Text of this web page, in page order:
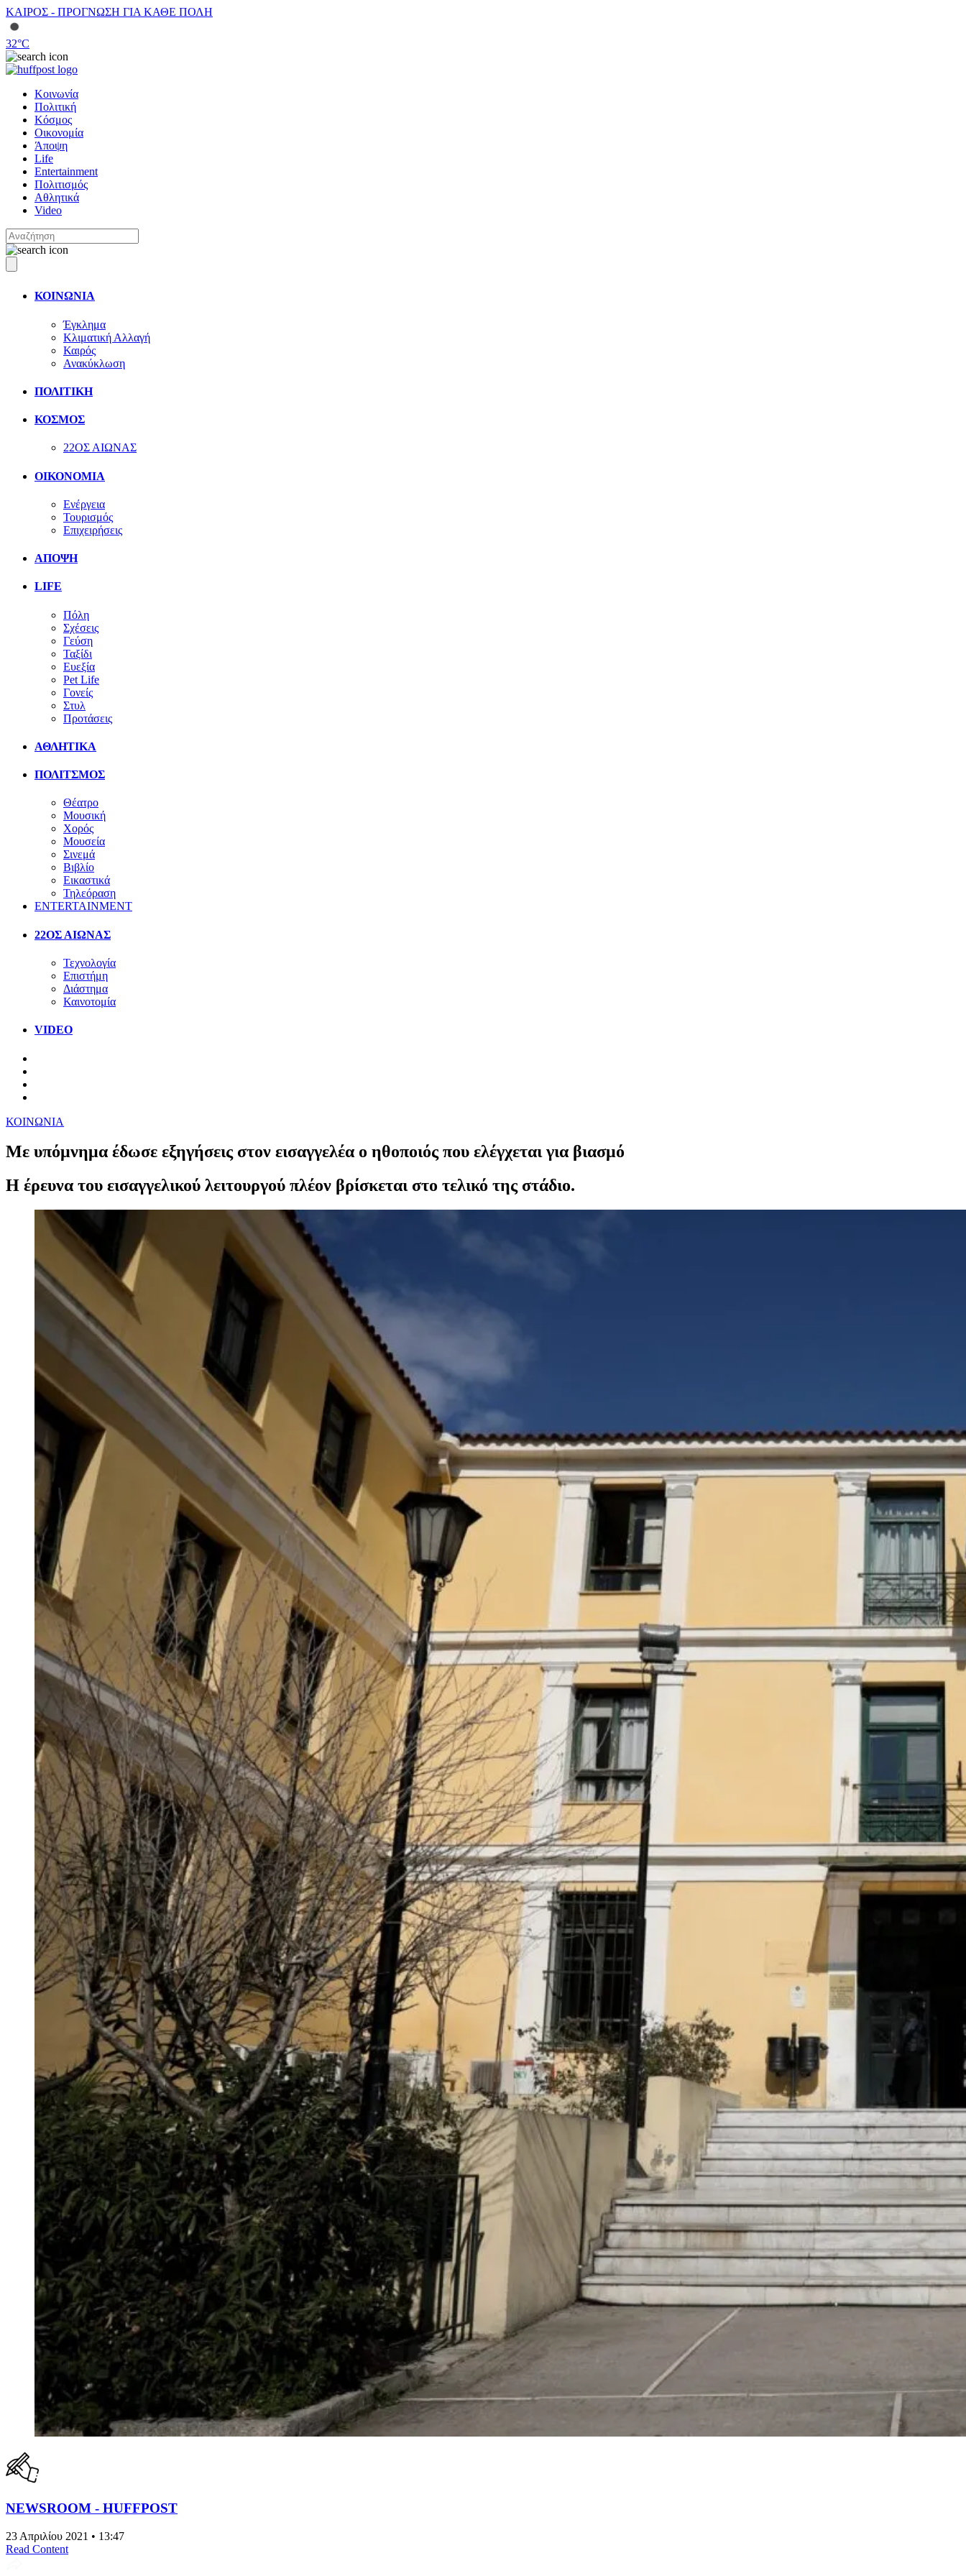
ΚΑΙΡΟΣ - ΠΡΟΓΝΩΣΗ ΓΙΑ ΚΑΘΕ ΠΟΛΗ
32°C
Κοινωνία
Πολιτική
Κόσμος
Οικονομία
Άποψη
Life
Entertainment
Πολιτισμός
Αθλητικά
Video
ΚΟΙΝΩΝΙΑ
Έγκλημα
Κλιματική Αλλαγή
Καιρός
Ανακύκλωση
ΠΟΛΙΤΙΚΗ
ΚΟΣΜΟΣ
22ΟΣ ΑΙΩΝΑΣ
ΟΙΚΟΝΟΜΙΑ
Ενέργεια
Τουρισμός
Επιχειρήσεις
ΑΠΟΨΗ
LIFE
Πόλη
Σχέσεις
Γεύση
Ταξίδι
Ευεξία
Pet Life
Γονείς
Στυλ
Προτάσεις
ΑΘΛΗΤΙΚΑ
ΠΟΛΙΤΣΜΟΣ
Θέατρο
Μουσική
Χορός
Μουσεία
Σινεμά
Βιβλίο
Εικαστικά
Τηλεόραση
ENTERTAINMENT
22ΟΣ ΑΙΩΝΑΣ
Τεχνολογία
Επιστήμη
Διάστημα
Καινοτομία
VIDEO
ΚΟΙΝΩΝΙΑ
Με υπόμνημα έδωσε εξηγήσεις στον εισαγγελέα ο ηθοποιός που ελέγχεται για βιασμό
Η έρευνα του εισαγγελικού λειτουργού πλέον βρίσκεται στο τελικό της στάδιο.
NEWSROOM - HUFFPOST
23 Απριλίου 2021 • 13:47
Read Content